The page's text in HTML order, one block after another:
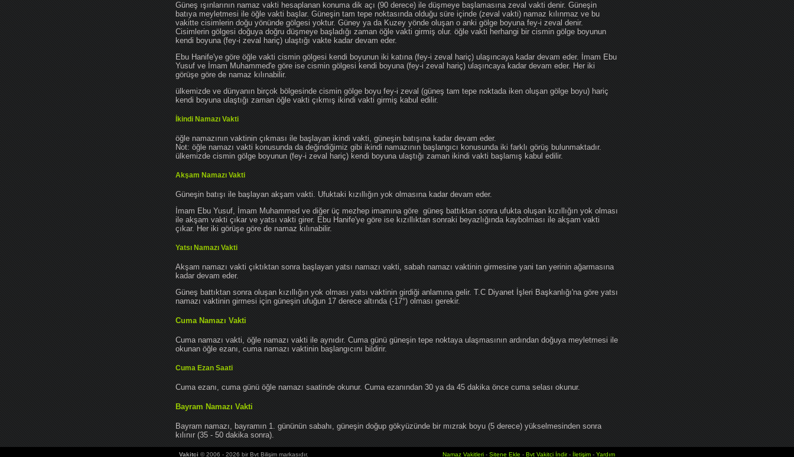
Güneş ışınlarının namaz vakti hesaplanan konuma dik açı (90 derece) ile düşmeye başlamasına zeval vakti denir. Güneşin
batıya meyletmesi ile öğle vakti başlar. Güneşin tam tepe noktasında olduğu süre içinde (zeval vakti) namaz kılınmaz ve bu
vakitte cisimlerin doğu yönünde gölgesi yoktur. Güney ya da Kuzey yönde oluşan o anki gölge boyuna fey-i zeval denir.
Cisimlerin gölgesi doğuya doğru düşmeye başladığı zaman öğle vakti girmiş olur. öğle vakti herhangi bir cismin gölge boyunun
kendi boyuna (fey-i zeval hariç) ulaştığı vakte kadar devam eder.
Ebu Hanife'ye göre öğle vakti cismin gölgesi kendi boyunun iki katına (fey-i zeval hariç) ulaşıncaya kadar devam eder. İmam Ebu
Yusuf ve İmam Muhammed'e göre ise cismin gölgesi kendi boyuna (fey-i zeval hariç) ulaşıncaya kadar devam eder. Her iki
görüşe göre de namaz kılınabilir.
ülkemizde ve dünyanın birçok bölgesinde cismin gölge boyu fey-i zeval (güneş tam tepe noktada iken oluşan gölge boyu) hariç
kendi boyuna ulaştığı zaman öğle vakti çıkmış ikindi vakti girmiş kabul edilir.
İkindi Namazı Vakti
öğle namazının vaktinin çıkması ile başlayan ikindi vakti, güneşin batışına kadar devam eder.
Not: öğle namazı vakti konusunda da değindiğimiz gibi ikindi namazının başlangıcı konusunda iki farklı görüş bulunmaktadır.
ülkemizde cismin gölge boyunun (fey-i zeval hariç) kendi boyuna ulaştığı zaman ikindi vakti başlamış kabul edilir.
Akşam Namazı Vakti
Güneşin batışı ile başlayan akşam vakti. Ufuktaki kızıllığın yok olmasına kadar devam eder.
İmam Ebu Yusuf, İmam Muhammed ve diğer üç mezhep imamına göre güneş battıktan sonra ufukta oluşan kızıllığın yok olması
ile akşam vakti çıkar ve yatsı vakti girer. Ebu Hanife'ye göre ise kızıllıktan sonraki beyazlığında kaybolması ile akşam vakti
çıkar. Her iki görüşe göre de namaz kılınabilir.
Yatsı Namazı Vakti
Akşam namazı vakti çıktıktan sonra başlayan yatsı namazı vakti, sabah namazı vaktinin girmesine yani tan yerinin ağarmasına
kadar devam eder.
Güneş battıktan sonra oluşan kızıllığın yok olması yatsı vaktinin girdiği anlamına gelir. T.C Diyanet İşleri Başkanlığı'na göre yatsı
namazı vaktinin girmesi için güneşin ufuğun 17 derece altında (-17°) olması gerekir.
Cuma Namazı Vakti
Cuma namazı vakti, öğle namazı vakti ile aynıdır. Cuma günü güneşin tepe noktaya ulaşmasının ardından doğuya meyletmesi ile
okunan öğle ezanı, cuma namazı vaktinin başlangıcını bildirir.
Cuma Ezan Saati
Cuma ezanı, cuma günü öğle namazı saatinde okunur. Cuma ezanından 30 ya da 45 dakika önce cuma selası okunur.
Bayram Namazı Vakti
Bayram namazı, bayramın 1. gününün sabahı, güneşin doğup gökyüzünde bir mızrak boyu (5 derece) yükselmesinden sonra
kılınır (35 - 50 dakika sonra).
Vakitci © 2006 - 2026 bir Bvt Bilişim markasıdır. Namaz Vakitleri - Sitene Ekle - Bvt Vakitci İndir- İletişim - Yardım